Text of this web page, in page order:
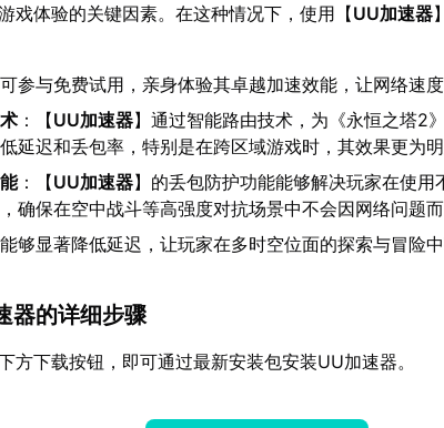
戏体验的关键因素。在这种情况下，使用【UU加速器
可参与免费试用，亲身体验其卓越加速效能，让网络速度
：【UU加速器】通过智能路由技术，为《永恒之塔2
延迟和丢包率，特别是在跨区域游戏时，其效果更为明
：【UU加速器】的丢包防护功能能够解决玩家在使用
确保在空中战斗等高强度对抗场景中不会因网络问题而
能够显著降低延迟，让玩家在多时空位面的探索与冒险
器的详细步骤
方下载按钮，即可通过最新安装包安装UU加速器。